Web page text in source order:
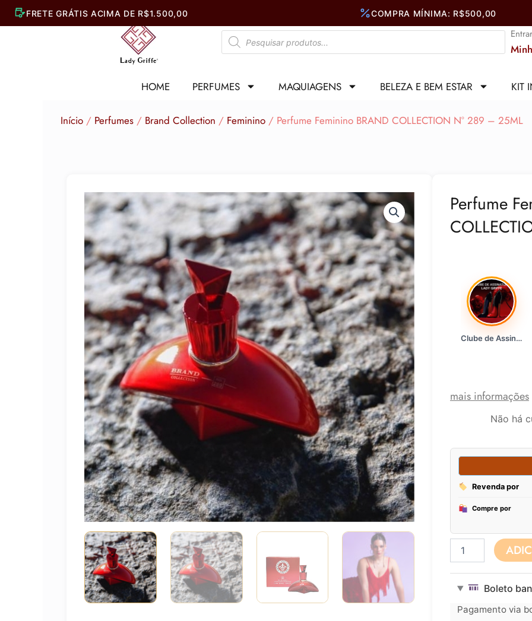
Pesquisar
produtos
HOME PERFUMES MAQUIAGENS BELEZA E BEM ESTAR KIT
Início / Perfumes / Brand Collection / Feminino / Perfume Feminino BRAND COLLECTION N° 289 – 25ML
Perfume
Clube de Assinatura Lady Griffe
mais informações
Não há
Feminino
N°
Boleto
Pagamento via